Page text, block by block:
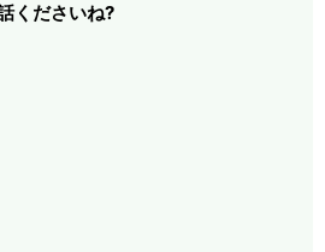
くださいね?